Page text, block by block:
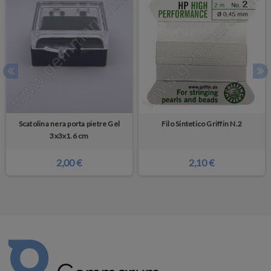
Scatolina nera porta pietre Gel
3x3x1.6 cm
2,00 €
Filo Sintetico Griffin N.2
2,10 €